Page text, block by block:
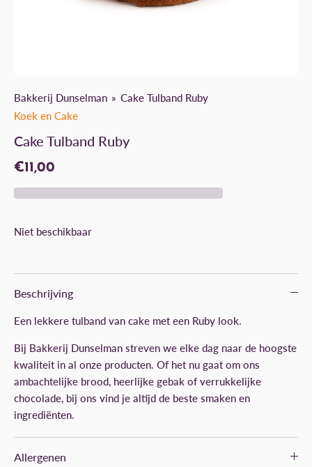
Bakkerij Dunselman
Cake Tulband Ruby
Koek en Cake
Cake Tulband Ruby
€11,00
Niet beschikbaar
Beschrijving
Een lekkere tulband van cake met een Ruby look.
Bij Bakkerij Dunselman streven we elke dag naar de hoogste
kwaliteit in al onze producten. Of het nu gaat om ons
ambachtelijke brood, heerlijke gebak of verrukkelijke
chocolade, bij ons vind je altijd de beste smaken en
ingrediënten.
Allergenen